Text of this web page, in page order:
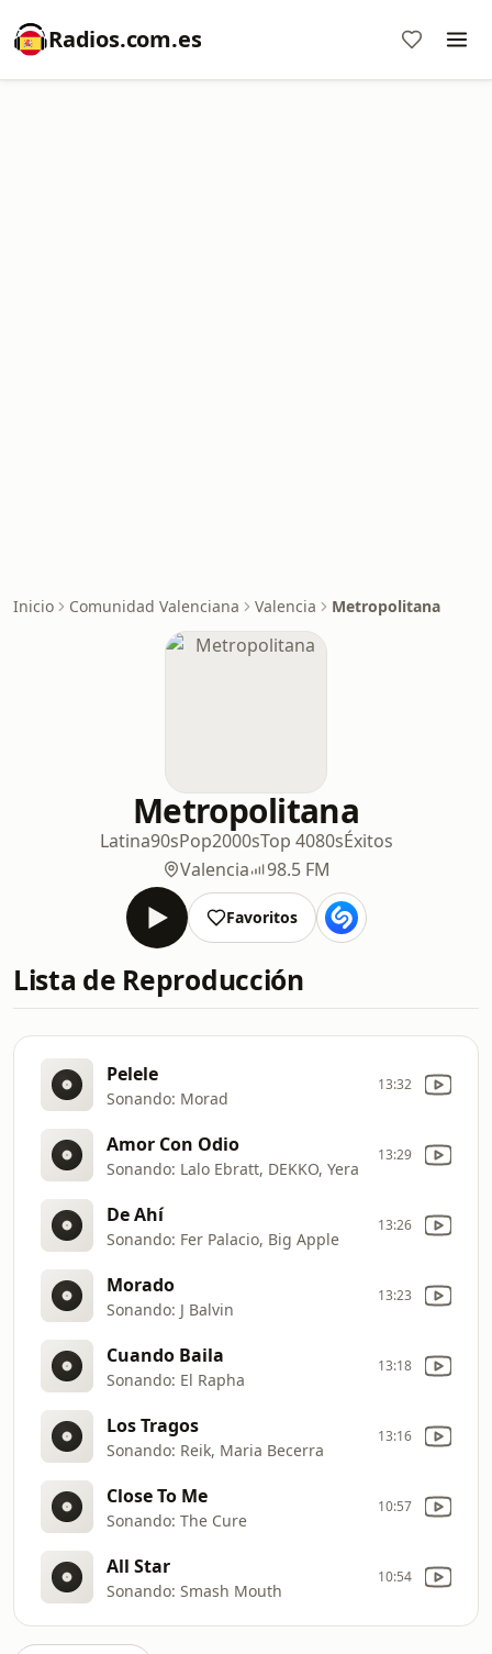
Radios.com.es
Inicio Comunidad Valenciana Valencia Metropolitana
Metropolitana
Latina90sPop2000sTop 4080sÉxitos
Valencia
98.5 FM
Favoritos
Lista de Reproducción
Pelele
Sonando: Morad
13:32
Amor Con Odio
Sonando: Lalo Ebratt, DEKKO, Yera
13:29
De Ahí
Sonando: Fer Palacio, Big Apple
13:26
Morado
Sonando: J Balvin
13:23
Cuando Baila
Sonando: El Rapha
13:18
Los Tragos
Sonando: Reik, Maria Becerra
13:16
Close To Me
Sonando: The Cure
10:57
All Star
Sonando: Smash Mouth
10:54